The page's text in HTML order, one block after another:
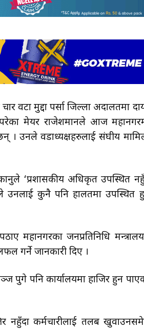
वटा मुद्दा पर्सा जिल्ला अदालतमा
मेयर राजेशमानले आज
। उनले वडाध्यक्षहरुलाई संघीय
‘प्रशासकीय अधिकृत उपस्थित
उनलाई कुनै पनि हालतमा उपस्थित
महानगरका जनप्रतिनिधि
गर्ने जानकारी दिए ।
पनि कार्यालयमा हाजिर हुन
नहुँदा कर्मचारीलाई तलब